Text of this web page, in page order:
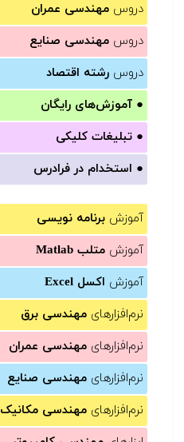
دروس مهندسی عمران
دروس مهندسی صنایع
دروس رشته اقتصاد
● آموزش‌های رایگان
● تبلیغات کلیکی
● استخدام در فرادرس
آموزش برنامه نویسی
آموزش متلب Matlab
آموزش اکسل Excel
نرم‌افزارهای مهندسی برق
نرم‌افزارهای مهندسی عمران
نرم‌افزارهای مهندسی صنایع
نرم‌افزارهای مهندسی مکانیک